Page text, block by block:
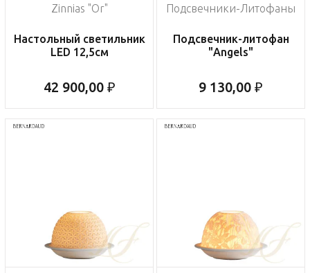
Zinnias "Or"
Настольный светильник
LED 12,5см
42 900,00 ₽
Подсвечники-Литофаны
Подсвечник-литофан
"Angels"
9 130,00 ₽